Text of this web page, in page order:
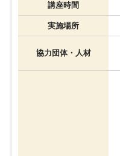
講座時間
実施場所
協力団体・人材